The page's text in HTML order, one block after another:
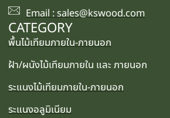
Email : sales@kswood.com
CATEGORY
พื้นไม้เทียมภายใน-ภายนอก
ฝ้า/ผนังไม้เทียมภายใน และ ภายนอก
ระแนงไม้เทียมภายใน-ภายนอก
ระแนงอลูมิเนียม